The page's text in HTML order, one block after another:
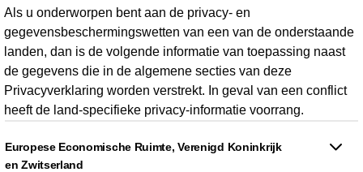
Als u onderworpen bent aan de privacy- en
gegevensbeschermingswetten van een van de onderstaande
landen, dan is de volgende informatie van toepassing naast
de gegevens die in de algemene secties van deze
Privacyverklaring worden verstrekt. In geval van een conflict
heeft de land-specifieke privacy-informatie voorrang.
Europese Economische Ruimte, Verenigd Koninkrijk
en Zwitserland